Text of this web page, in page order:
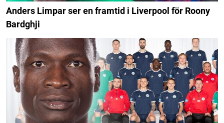
Anders Limpar ser en framtid i Liverpool för Roony
Bardghji